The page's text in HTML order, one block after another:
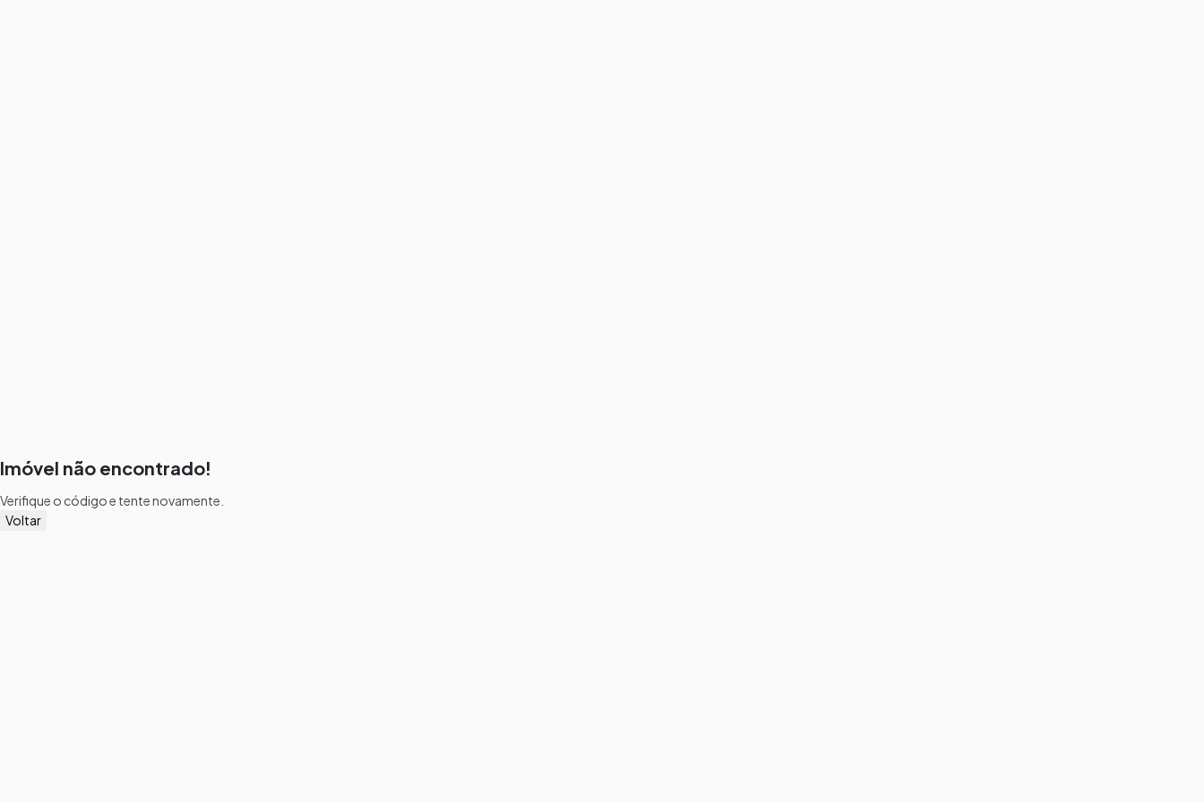
Imóvel não encontrado!
Verifique o código e tente novamente.
Voltar